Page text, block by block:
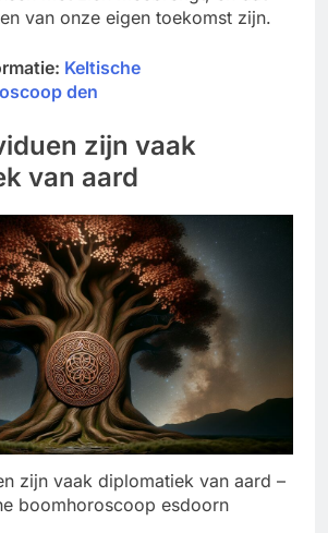
van onze eigen toekomst zijn.
Keltische
den
zijn vaak
van aard
zijn vaak diplomatiek van aard –
boomhoroscoop esdoorn